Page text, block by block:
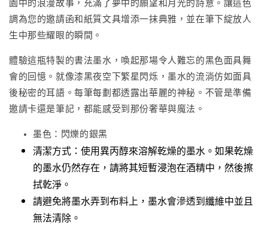
園中的浪漫故事，充滿了夢中的願望和月光的詩意。讓這色
調為您的邀請函和紙質文具增添一抹典雅，並在筆下綻放人
生中那些耀眼的瞬間。
體驗這瓶特製的書法墨水，喚起那場令人難忘的黑色面具舞
會的回憶。就像漆黑夜空下繁星閃烁，墨水的流淌仿如面具
後秘密的耳語。每筆每劃都透露出華麗的神秘。不管是準備
邀請卡還是筆記，都能感受到那份奢華與魔法。
墨色：閃爍的銀黑
清潔方式：使用異丙醇來溶解乾燥的墨水。如果乾燥
的墨水仍然存在，請將其短暫浸泡在酒精中，然後擦
拭乾淨。
請避免將墨水弄到布料上，墨水會滲透到纖維中並且
無法清除。